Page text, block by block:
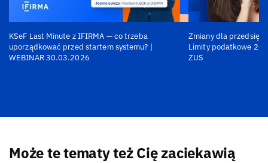
KSeF Last Minute z IFIRMA — co trzeba
uporządkować przed startem systemu? |
WEBINAR 30.03.2026
Zmiany dla
Limity podatkowe
ZUS
Może te tematy też Cię zaciekawią